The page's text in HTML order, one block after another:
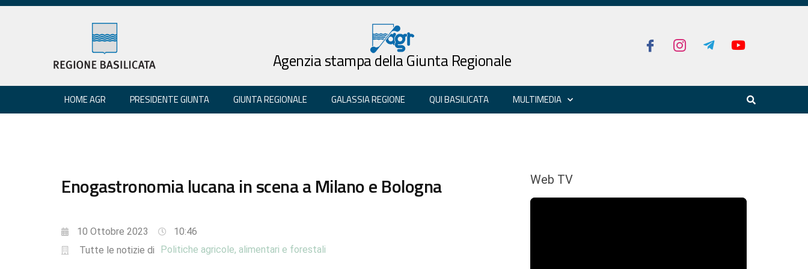
Agenzia stampa della Giunta Regionale
HOME AGR PRESIDENTE GIUNTA GIUNTA REGIONALE GALASSIA REGIONE QUI BASILICATA MULTIMEDIA
Enogastronomia lucana in scena a Milano e Bologna
10 Ottobre 2023
10:46
Tutte le notizie di
Politiche agricole, alimentari e forestali
Web TV